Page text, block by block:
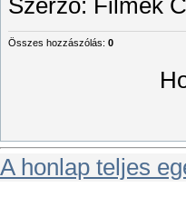
Szerző: Filmek
Összes hozzászólás: 0
A honlap teljes